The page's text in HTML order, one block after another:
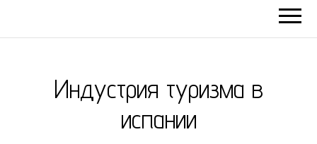
Индустрия туризма в
испании